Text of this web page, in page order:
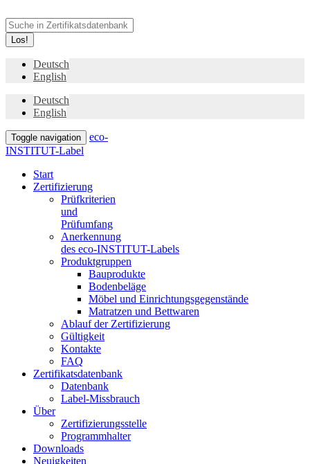
Los!
Deutsch
English
Deutsch
English
Toggle navigation
eco-
INSTITUT-Label
Start
Zertifizierung
Prüfkriterien
und
Prüfumfang
Anerkennung
des eco-INSTITUT-Labels
Produktgruppen
Bauprodukte
Bodenbeläge
Möbel und Einrichtungsgegenstände
Matratzen und Bettwaren
Ablauf der Zertifizierung
Gültigkeit
Kontakte
FAQ
Zertifikatsdatenbank
Datenbank
Label-Missbrauch
Über
Zertifizierungsstelle
Programmhalter
Downloads
Neuigkeiten